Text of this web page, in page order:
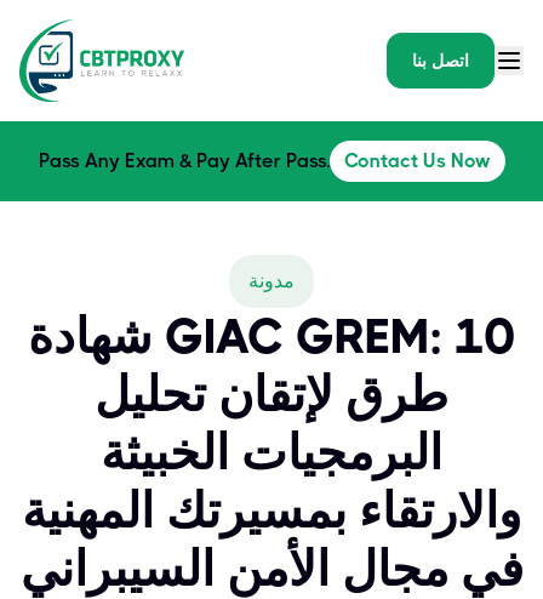
اتصل بنا
Pass Any Exam & Pay After Pass. Contact Us Now
مدونة
شهادة GIAC GREM: 10
طرق لإتقان تحليل
البرمجيات الخبيثة
والارتقاء بمسيرتك المهنية
في مجال الأمن السيبراني